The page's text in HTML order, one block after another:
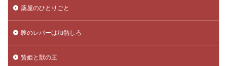
薬屋のひとりごと
豚のレバーは加熱しろ
贄姫と獣の王